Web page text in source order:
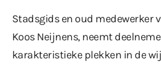
Stadsgids en oud medewerker
Koos Neijnens, neemt
karakteristieke plekken in de